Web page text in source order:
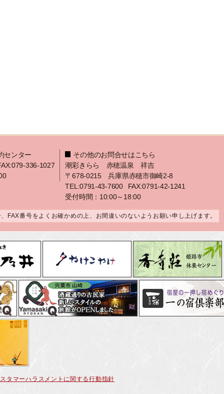
センター
336-1027
その他のお問合せはこちら
潮彩きらら 赤穂温泉 祥吉
〒678-0215 兵庫県赤穂市御崎2-8
TEL:0791-43-7600
FAX:0791-42-1241
受付時間：10:00～18:00
FAX番号をよくお確かめの上、お間違いのないようお願い申し上げます。
タマーハラスメントに関する行動指針